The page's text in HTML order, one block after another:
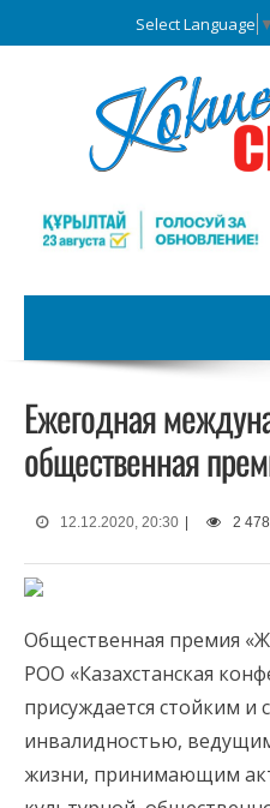
Select Language ▼
Ежегодная
общественная
12.12.2020, 20:30 2
Общественная премия
РОО «Казахстанская
присуждается стойким
инвалидностью,
жизни, принимающим